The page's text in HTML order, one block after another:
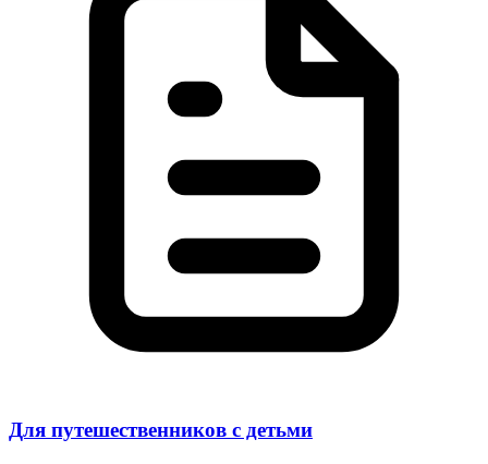
Для путешественников с детьми